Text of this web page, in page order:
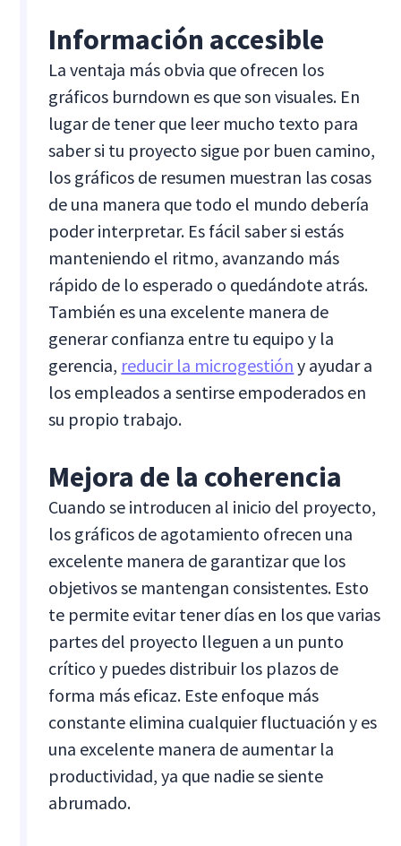
Información accesible
La ventaja más obvia que ofrecen los
gráficos burndown es que son visuales. En
lugar de tener que leer mucho texto para
saber si tu proyecto sigue por buen camino,
los gráficos de resumen muestran las cosas
de una manera que todo el mundo debería
poder interpretar. Es fácil saber si estás
manteniendo el ritmo, avanzando más
rápido de lo esperado o quedándote atrás.
También es una excelente manera de
generar confianza entre tu equipo y la
gerencia, reducir la microgestión y ayudar a
los empleados a sentirse empoderados en
su propio trabajo.
Mejora de la coherencia
Cuando se introducen al inicio del proyecto,
los gráficos de agotamiento ofrecen una
excelente manera de garantizar que los
objetivos se mantengan consistentes. Esto
te permite evitar tener días en los que varias
partes del proyecto lleguen a un punto
crítico y puedes distribuir los plazos de
forma más eficaz. Este enfoque más
constante elimina cualquier fluctuación y es
una excelente manera de aumentar la
productividad, ya que nadie se siente
abrumado.